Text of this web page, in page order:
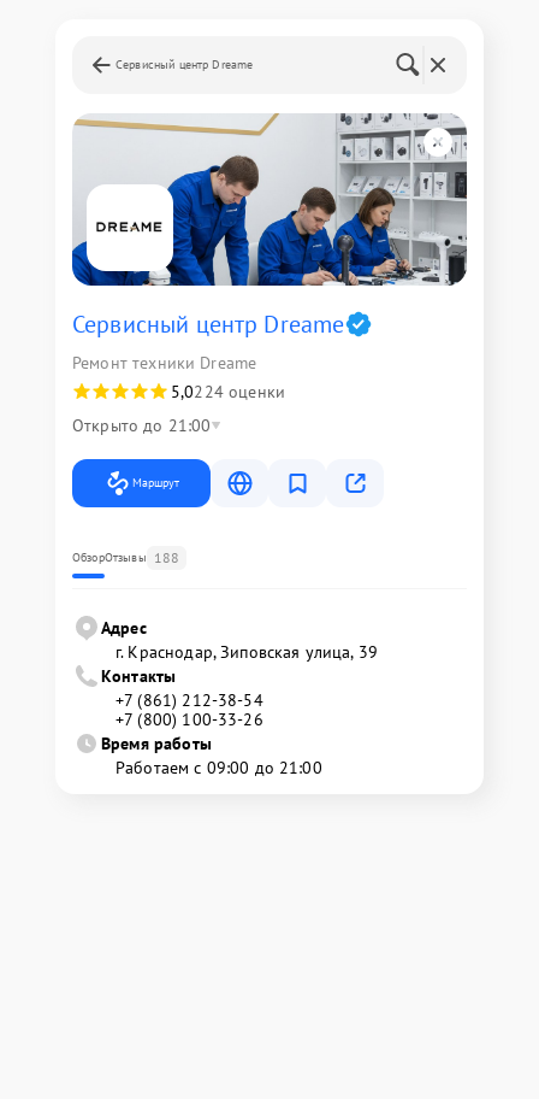
Сервисный центр Dreame
Сервисный центр Dreame
Ремонт техники Dreame
5,0224 оценки
Открыто до 21:00
Маршрут
ОбзорОтзывы 188
Адрес
г. Краснодар, Зиповская улица, 39
Контакты
+7 (861) 212-38-54
+7 (800) 100-33-26
Время работы
Работаем с 09:00 до 21:00